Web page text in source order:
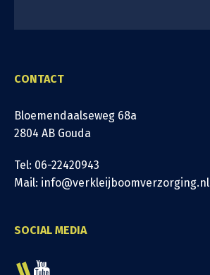
CONTACT
Bloemendaalseweg 68a
2804 AB Gouda
Tel: 06-22420943
Mail: info@verkleijboomverzorging.nl
SOCIAL MEDIA